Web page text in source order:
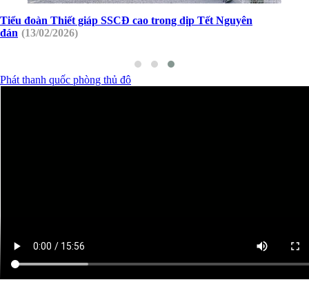
Bộ Tư lệnh Thủ đô và các tổ chức chính trị-xã hội thành phố Hà
Nội thăm, động viên chiến sĩ mới
Phát thanh quốc phòng thủ đô